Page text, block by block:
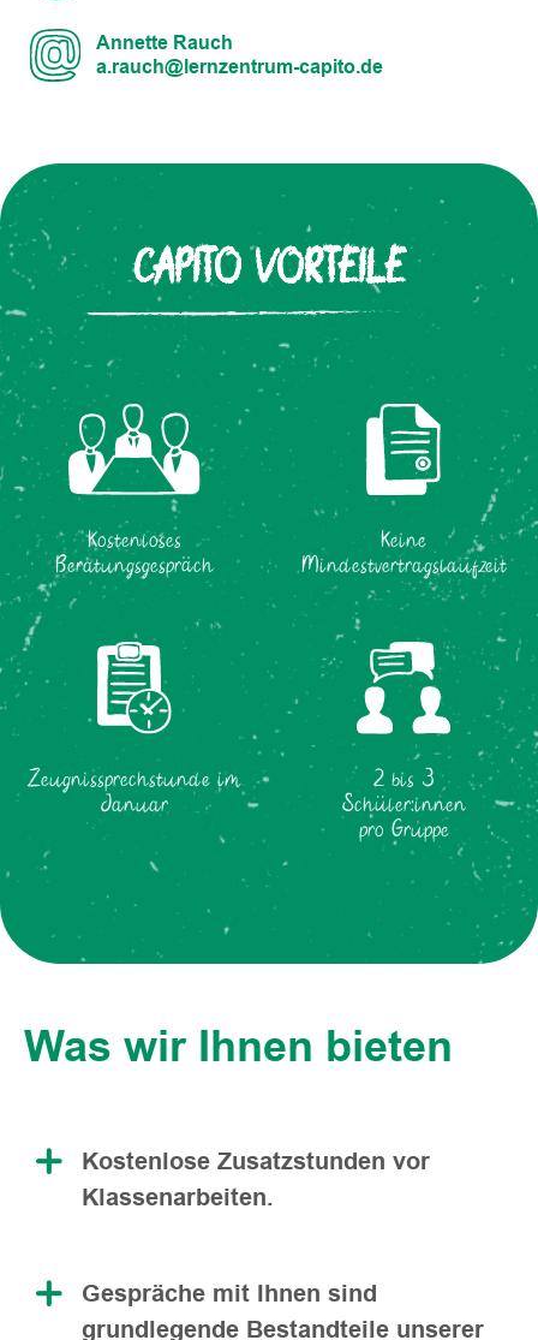
Annette Rauch
a.rauch@lernzentrum-capito.de
CAPITO VORTEILE
Kostenloses
Beratungsgespräch
Keine
Mindestvertragslaufzeit
Zeugnissprechstunde im
Januar
2 bis 3
Schüler:innen
pro Gruppe
Was wir Ihnen bieten
Kostenlose Zusatzstunden vor
Klassenarbeiten.
Gespräche mit Ihnen sind
grundlegende Bestandteile unserer